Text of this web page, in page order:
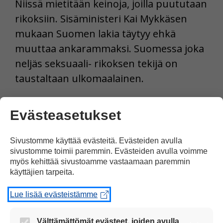
Niissä mietitään keinoja, joilla puututaan
rikoksiin. Sisäministeri Kai Mykkäsen
mukaan Suomen lakia täytyy ehkä
muuttaa ankarammaksi. Suomessa joka
neljäs seksuaali- rikoksen tekijä on
taustaltaan ulkomaalainen.
Lähteet STT, Yle, HS
Tulosta uutinen
Juttu kuvilla
tuettuna
Jaa Facebookissa
Evästeasetukset
Sivustomme käyttää evästeitä. Evästeiden avulla
sivustomme toimii paremmin. Evästeiden avulla voimme
myös kehittää sivustoamme vastaamaan paremmin
käyttäjien tarpeita.
Lue lisää evästeistämme
Välttämättömät evästeet, joiden avulla